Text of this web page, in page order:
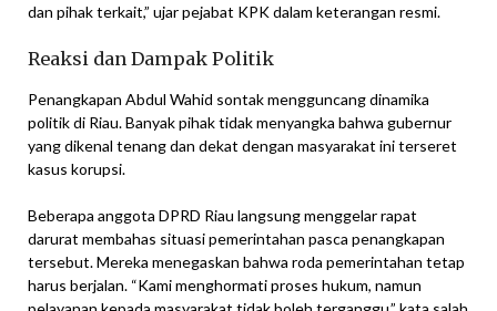
dan pihak terkait,” ujar pejabat KPK dalam keterangan resmi.
Reaksi dan Dampak Politik
Penangkapan Abdul Wahid sontak mengguncang dinamika
politik di Riau. Banyak pihak tidak menyangka bahwa gubernur
yang dikenal tenang dan dekat dengan masyarakat ini terseret
kasus korupsi.
Beberapa anggota DPRD Riau langsung menggelar rapat
darurat membahas situasi pemerintahan pasca penangkapan
tersebut. Mereka menegaskan bahwa roda pemerintahan tetap
harus berjalan. “Kami menghormati proses hukum, namun